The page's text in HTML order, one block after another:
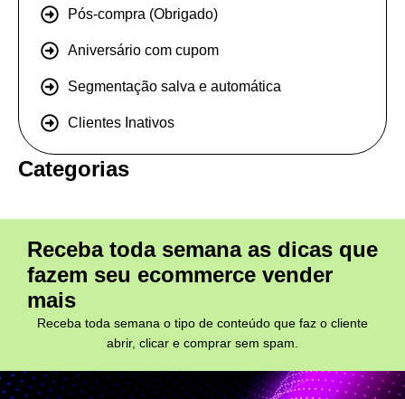
Pós-compra (Obrigado)
Aniversário com cupom
Segmentação salva e automática
Clientes Inativos
Categorias
Receba toda semana as dicas que
fazem seu ecommerce vender
mais
Receba toda semana o tipo de conteúdo que faz o cliente
abrir, clicar e comprar sem spam.